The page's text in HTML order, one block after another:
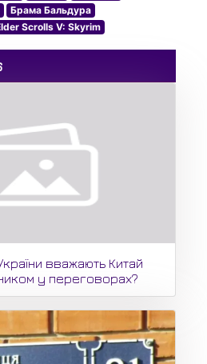
Брама Бальдура
Scrolls V: Skyrim
вважають Китай
у переговорах?